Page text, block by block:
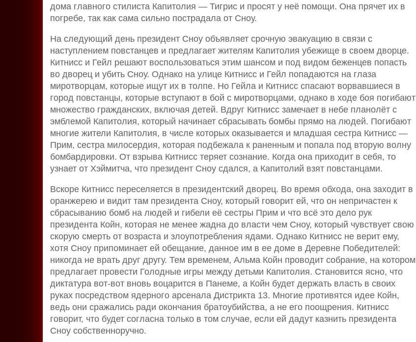
дома главного стилиста Капитолия — Тигрис и просят у неё помощи. Она прячет их в
погребе, так как сама сильно пострадала от Сноу.
На следующий день президент Сноу объявляет срочную эвакуацию в связи с
наступлением повстанцев и предлагает жителям Капитолия убежище в своем дворце.
Китнисс и Гейл решают воспользоваться этим шансом и под видом беженцев попасть
во дворец и убить Сноу. Однако на улице Китнисс и Гейл попадаются на глаза
миротворцам, которые ищут их в толпе. Но Гейла и Китнисс спасают ворвавшиеся в
город повстанцы, которые вступают в бой с миротворцами, однако в ходе боя погибают
множество гражданских, включая детей. Вдруг Китнисс замечает в небе планолёт с
эмблемой Капитолия, который начинает сбрасывать бомбы прямо на людей. Погибают
многие жители Капитолия, в числе которых оказывается и младшая сестра Китнисс —
Прим, сестра милосердия, которая подбежала к раненным и попала под вторую волну
бомбардировки. От взрыва Китнисс теряет сознание. Когда она приходит в себя, то
узнает от Хэймитча, что президент Сноу сдался, а Капитолий взят повстанцами.
Вскоре Китнисс переселяется в президентский дворец. Во время обхода, она заходит в
оранжерею и видит там президента Сноу, который говорит ей, что он непричастен к
сбрасыванию бомб на людей и гибели её сестры Прим и что всё это дело рук
президента Койн, которая не менее жадна до власти чем Сноу, который чувствует свою
скорую смерть от возраста и злоупотребления ядами. Однако Китнисс не верит ему,
хотя Сноу припоминает ей обещание, данное им в ее доме в Деревне Победителей:
никогда не врать друг другу. Тем временем, Альма Койн проводит собрание, на котором
предлагает провести Голодные игры между детьми Капитолия. Становится ясно, что
диктатура вот-вот вновь воцарится в Панеме, а Койн будет держать власть в своих
руках посредством ядерного арсенала Дистрикта 13. Многие противятся идее Койн,
ведь они сражались ради окончания братоубийства, а не его поощрения. Китнисс
говорит, что будет согласна только в том случае, если ей дадут казнить президента
Сноу собственноручно.